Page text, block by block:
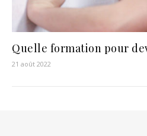
Quelle formation pour
21 août 2022